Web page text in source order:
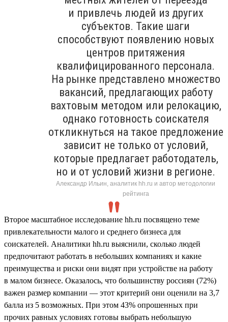
и привлечь людей из других
субъектов. Такие шаги
способствуют появлению новых
центров притяжения
квалифицированного персонала.
На рынке представлено множество
вакансий, предлагающих работу
вахтовым методом или релокацию,
однако готовность соискателя
откликнуться на такое предложение
зависит не только от условий,
которые предлагает работодатель,
но и от условий жизни в регионе.
Александр Ильин, аналитик hh.ru и автор методологии
рейтинга
Второе масштабное исследование hh.ru посвящено теме
привлекательности малого и среднего бизнеса для
соискателей. Аналитики hh.ru выяснили, сколько людей
предпочитают работать в небольших компаниях и какие
преимущества и риски они видят при устройстве на работу
в малом бизнесе. Оказалось, что большинству россиян (72%)
важен размер компании — этот критерий они оценили на 3,7
балла из 5 возможных. При этом 43% опрошенных при
прочих равных условиях готовы выбрать небольшую